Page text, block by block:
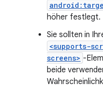
höher festlegt.
Sie sollten in
<supports-
screens> -
beide